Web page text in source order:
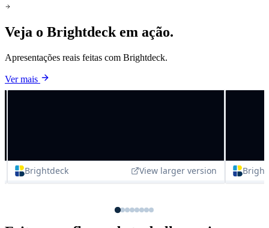
Adicione um slide de preços depois do slide 1
Veja o Brightdeck em ação.
Apresentações reais feitas com Brightdeck.